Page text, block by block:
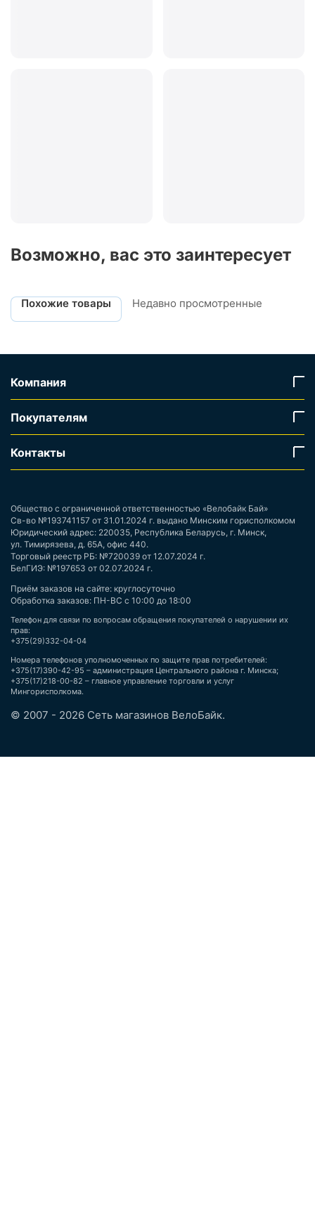
Возможно, вас это заинтересует
Похожие товары Недавно просмотренные
Компания
Покупателям
Контакты
Общество с ограниченной ответственностью «Велобайк Бай»
Св-во №193741157 от 31.01.2024 г. выдано Минским горисполкомом
Юридический адрес: 220035, Республика Беларусь, г. Минск,
ул. Тимирязева, д. 65А, офис 440.
Торговый реестр РБ: №720039 от 12.07.2024 г.
БелГИЭ: №197653 от 02.07.2024 г.
Приём заказов на сайте: круглосуточно
Обработка заказов: ПН-ВС с 10:00 до 18:00
Телефон для связи по вопросам обращения покупателей о нарушении их
прав:
+375(29)332-04-04
Номера телефонов уполномоченных по защите прав потребителей:
+375(17)390-42-95 – администрация Центрального района г. Минска;
+375(17)218-00-82 – главное управление торговли и услуг
Мингорисполкома.
© 2007 - 2026 Сеть магазинов ВелоБайк.